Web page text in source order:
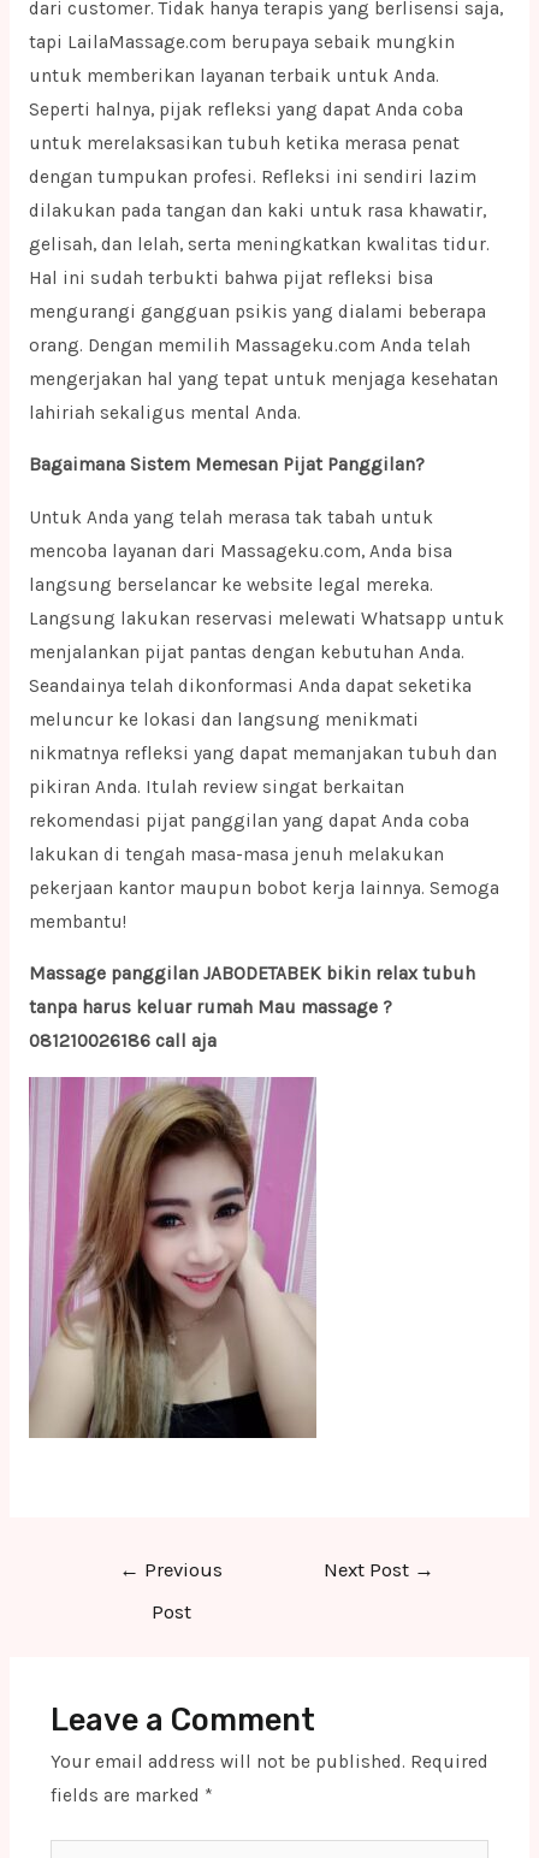
dari customer. Tidak hanya terapis yang berlisensi saja,
tapi LailaMassage.com berupaya sebaik mungkin
untuk memberikan layanan terbaik untuk Anda.
Seperti halnya, pijak refleksi yang dapat Anda coba
untuk merelaksasikan tubuh ketika merasa penat
dengan tumpukan profesi. Refleksi ini sendiri lazim
dilakukan pada tangan dan kaki untuk rasa khawatir,
gelisah, dan lelah, serta meningkatkan kwalitas tidur.
Hal ini sudah terbukti bahwa pijat refleksi bisa
mengurangi gangguan psikis yang dialami beberapa
orang. Dengan memilih Massageku.com Anda telah
mengerjakan hal yang tepat untuk menjaga kesehatan
lahiriah sekaligus mental Anda.
Bagaimana Sistem Memesan Pijat Panggilan?
Untuk Anda yang telah merasa tak tabah untuk
mencoba layanan dari Massageku.com, Anda bisa
langsung berselancar ke website legal mereka.
Langsung lakukan reservasi melewati Whatsapp untuk
menjalankan pijat pantas dengan kebutuhan Anda.
Seandainya telah dikonformasi Anda dapat seketika
meluncur ke lokasi dan langsung menikmati
nikmatnya refleksi yang dapat memanjakan tubuh dan
pikiran Anda. Itulah review singat berkaitan
rekomendasi pijat panggilan yang dapat Anda coba
lakukan di tengah masa-masa jenuh melakukan
pekerjaan kantor maupun bobot kerja lainnya. Semoga
membantu!
Massage panggilan JABODETABEK bikin relax tubuh
tanpa harus keluar rumah Mau massage ?
081210026186 call aja
← Previous
Post
Next Post →
Leave a Comment
Your email address will not be published. Required
fields are marked *